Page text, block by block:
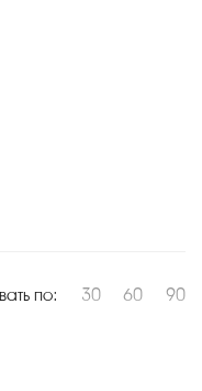
по: 30 60 90